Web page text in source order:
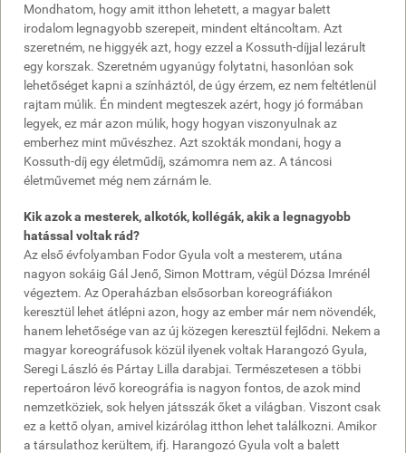
Mondhatom, hogy amit itthon lehetett, a magyar balett
irodalom legnagyobb szerepeit, mindent eltáncoltam. Azt
szeretném, ne higgyék azt, hogy ezzel a Kossuth-díjjal lezárult
egy korszak. Szeretném ugyanúgy folytatni, hasonlóan sok
lehetőséget kapni a színháztól, de úgy érzem, ez nem feltétlenül
rajtam múlik. Én mindent megteszek azért, hogy jó formában
legyek, ez már azon múlik, hogy hogyan viszonyulnak az
emberhez mint művészhez. Azt szokták mondani, hogy a
Kossuth-díj egy életműdíj, számomra nem az. A táncosi
életművemet még nem zárnám le.
Kik azok a mesterek, alkotók, kollégák, akik a legnagyobb
hatással voltak rád?
Az első évfolyamban Fodor Gyula volt a mesterem, utána
nagyon sokáig Gál Jenő, Simon Mottram, végül Dózsa Imrénél
végeztem. Az Operaházban elsősorban koreográfiákon
keresztül lehet átlépni azon, hogy az ember már nem növendék,
hanem lehetősége van az új közegen keresztül fejlődni. Nekem a
magyar koreográfusok közül ilyenek voltak Harangozó Gyula,
Seregi László és Pártay Lilla darabjai. Természetesen a többi
repertoáron lévő koreográfia is nagyon fontos, de azok mind
nemzetköziek, sok helyen játsszák őket a világban. Viszont csak
ez a kettő olyan, amivel kizárólag itthon lehet találkozni. Amikor
a társulathoz kerültem, ifj. Harangozó Gyula volt a balett